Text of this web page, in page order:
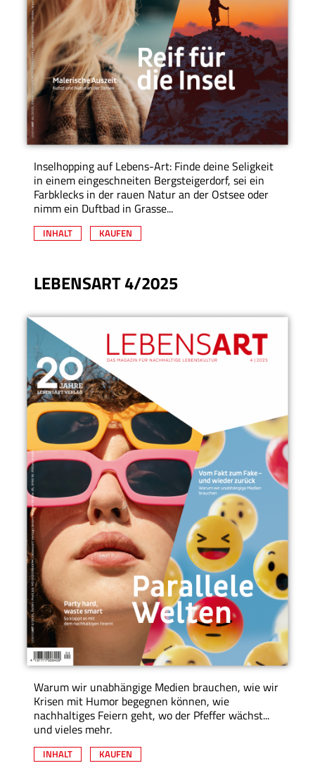
Inselhopping auf Lebens-Art: Finde deine Seligkeit
in einem eingeschneiten Bergsteigerdorf, sei ein
Farbklecks in der rauen Natur an der Ostsee oder
nimm ein Duftbad in Grasse...
INHALT KAUFEN
LEBENSART 4/2025
Warum wir unabhängige Medien brauchen, wie wir
Krisen mit Humor begegnen können, wie
nachhaltiges Feiern geht, wo der Pfeffer wächst...
und vieles mehr.
INHALT KAUFEN